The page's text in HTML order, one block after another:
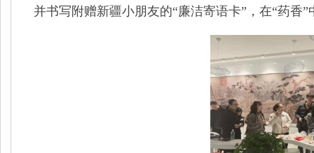
并书写附赠新疆小朋友的“廉洁寄语卡”，在“药香